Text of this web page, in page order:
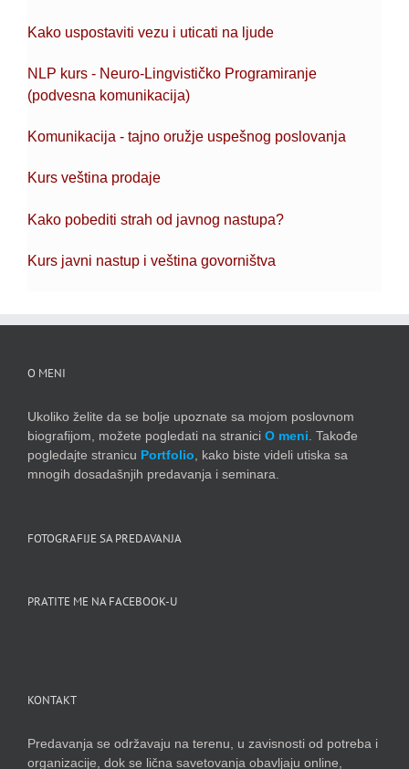
Kako uspostaviti vezu i uticati na ljude
NLP kurs - Neuro-Lingvističko Programiranje
(podvesna komunikacija)
Komunikacija - tajno oružje uspešnog poslovanja
Kurs veština prodaje
Kako pobediti strah od javnog nastupa?
Kurs javni nastup i veština govorništva
O MENI
Ukoliko želite da se bolje upoznate sa mojom poslovnom
biografijom, možete pogledati na stranici O meni. Takođe
pogledajte stranicu Portfolio, kako biste videli utiska sa
mnogih dosadašnjih predavanja i seminara.
FOTOGRAFIJE SA PREDAVANJA
PRATITE ME NA FACEBOOK-U
KONTAKT
Predavanja se održavaju na terenu, u zavisnosti od potreba i
organizacije, dok se lična savetovanja obavljaju online,